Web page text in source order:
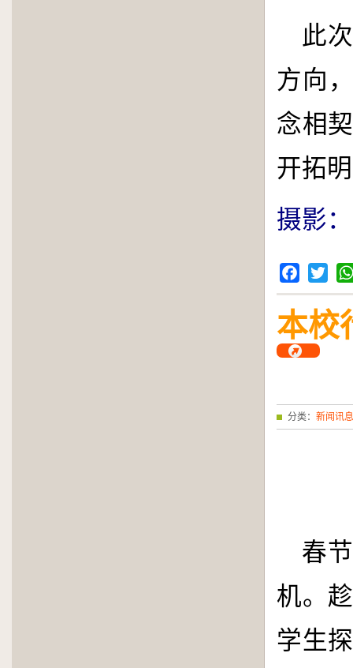
此
方向
念相
开拓
摄影
Facebook
Twitter
本校
分类： 新闻讯息
春
机。
学生